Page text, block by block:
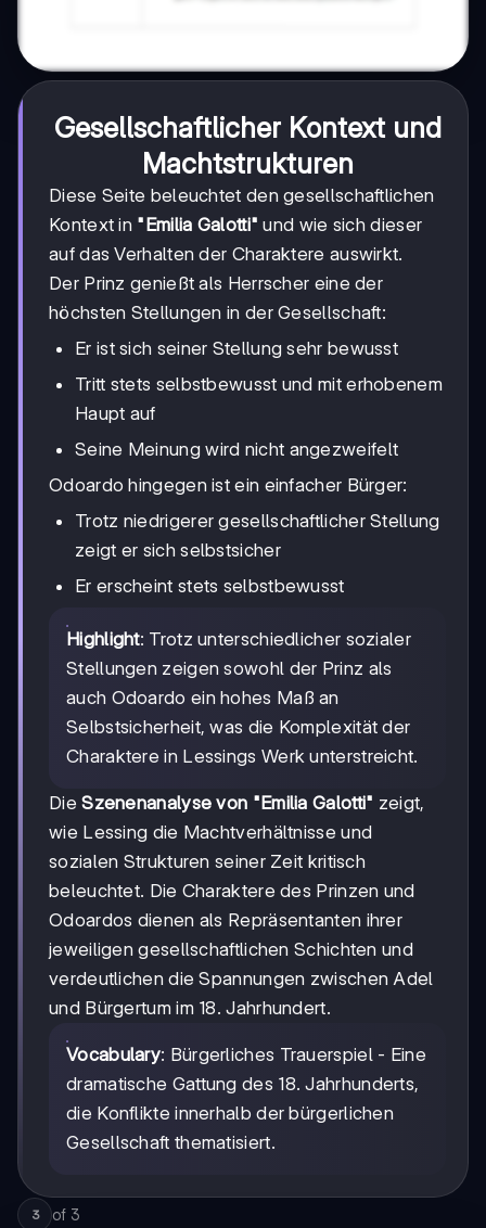
Gesellschaftlicher Kontext und
Machtstrukturen
Diese Seite beleuchtet den gesellschaftlichen
Kontext in "Emilia Galotti" und wie sich dieser
auf das Verhalten der Charaktere auswirkt.
Der Prinz genießt als Herrscher eine der
höchsten Stellungen in der Gesellschaft:
Er ist sich seiner Stellung sehr bewusst
Tritt stets selbstbewusst und mit erhobenem
Haupt auf
Seine Meinung wird nicht angezweifelt
Odoardo hingegen ist ein einfacher Bürger:
Trotz niedrigerer gesellschaftlicher Stellung
zeigt er sich selbstsicher
Er erscheint stets selbstbewusst
Highlight: Trotz unterschiedlicher sozialer
Stellungen zeigen sowohl der Prinz als
auch Odoardo ein hohes Maß an
Selbstsicherheit, was die Komplexität der
Charaktere in Lessings Werk unterstreicht.
DieSzenenanalyse von "Emilia Galotti" zeigt,
wie Lessing die Machtverhältnisse und
sozialen Strukturen seiner Zeit kritisch
beleuchtet. Die Charaktere des Prinzen und
Odoardos dienen als Repräsentanten ihrer
jeweiligen gesellschaftlichen Schichten und
verdeutlichen die Spannungen zwischen Adel
und Bürgertum im 18. Jahrhundert.
Vocabulary: Bürgerliches Trauerspiel - Eine
dramatische Gattung des 18. Jahrhunderts,
die Konflikte innerhalb der bürgerlichen
Gesellschaft thematisiert.
3 of 3